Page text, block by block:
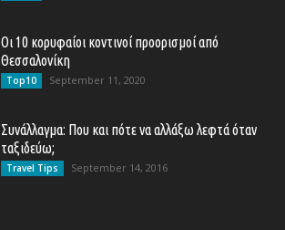
Οι 10 κορυφαίοι κοντινοί προορισμοί από
Θεσσαλονίκη
Top10 September 11, 2020
Συνάλλαγμα: Που και πότε να αλλάξω λεφτά όταν
ταξιδεύω;
Travel Tips September 14, 2016